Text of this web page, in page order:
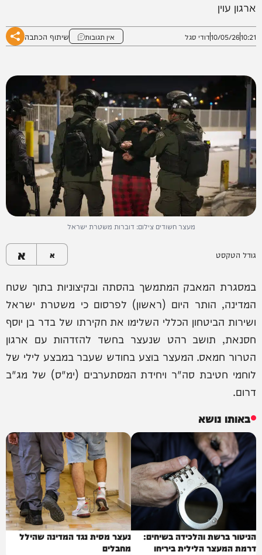
ארגון עוין
10:21
10/05/26דודי סגל אין תגובות שיתוף הכתבה
מעצר חשודים צילום: דוברות משטרת ישראל
גודל הטקסט א א
במסגרת המאבק המתמשך בהסתה ובקיצוניות בתוך שטח
המדינה, הותר היום (ראשון) לפרסום כי משטרת ישראל
ושירות הביטחון הכללי השלימו את חקירתו של בדר בן יוסף
חסנאת, תושב רהט שנעצר בחשד להזדהות עם ארגון
הטרור חמאס. המעצר בוצע בחודש שעבר במבצע לילי של
לוחמי חטיבת סה"ר ויחידת המסתערבים (ימ"ס) של מג"ב
דרום.
באותו נושא
הניטור ברשת והלכידה בשיחים:
דרמת המעצר הלילית ביריחו
נעצר מסית נגד המדינה שהילל
מחבלים